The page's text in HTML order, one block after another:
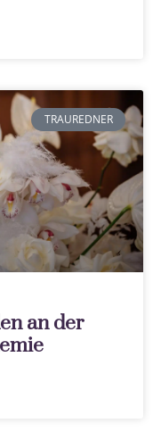
TRAUREDNER
an der